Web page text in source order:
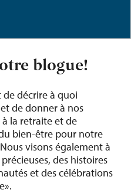
blogue!
décrire à quoi
de donner à nos
la retraite et de
bien-être pour notre
visons également à
des histoires
et des célébrations